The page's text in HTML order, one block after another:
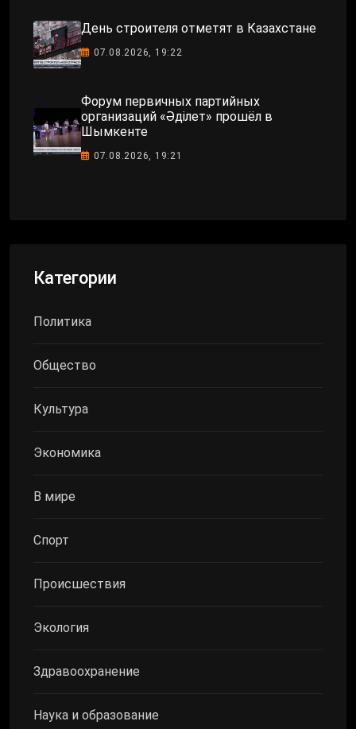
День строителя отметят в Казахстане
07.08.2026, 19:22
Форум первичных партийных
организаций «Әділет» прошёл в
Шымкенте
07.08.2026, 19:21
Категории
Политика
Общество
Культура
Экономика
В мире
Спорт
Происшествия
Экология
Здравоохранение
Наука и образование